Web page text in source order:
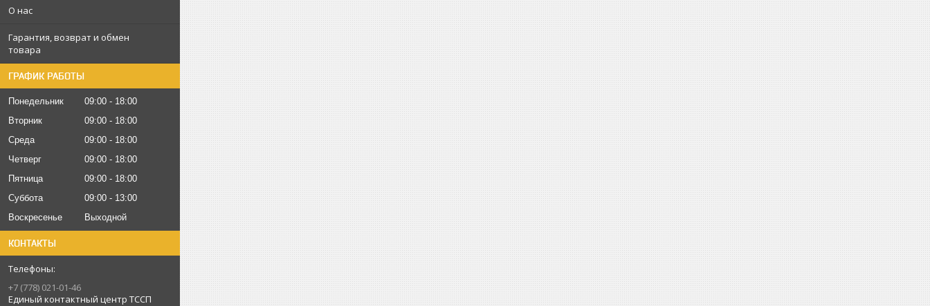
О нас
Гарантия, возврат и обмен
товара
ГРАФИК РАБОТЫ
Понедельник 09:00
18:00
Вторник
09:00
18:00
Среда
09:00
18:00
Четверг
09:00
18:00
Пятница
09:00
18:00
Суббота
09:00
13:00
Воскресенье
Выходной
КОНТАКТЫ
+7 (778) 021-01-46
Единый контактный центр ТССП